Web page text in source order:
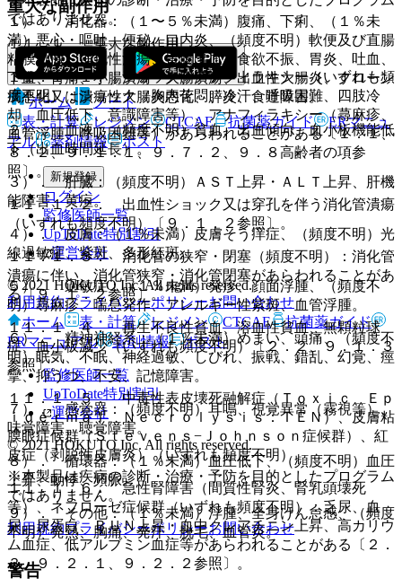
１）． 消化器：（１〜５％未満）腹痛、下痢、（１％未
満）悪心・嘔吐、便秘、口内炎、（頻度不明）軟便及び直腸
粘膜刺激、消化性潰瘍、胃腸出血、食欲不振、胃炎、吐血、
下血、胃痛、小腸潰瘍・大腸潰瘍、出血性大腸炎、クローン
病悪化又は潰瘍性大腸炎悪化、膵炎、食道障害。
２）． 血液：（頻度不明）貧血、出血傾向、血小板機能低
下（出血時間延長）。
３）． 肝臓：（頻度不明）ＡＳＴ上昇・ＡＬＴ上昇、肝機
能障害、黄疸。
４）． 皮膚：（１％未満）皮膚そう痒症、（頻度不明）光
線過敏症、紫斑、多形紅斑。
５）． 過敏症：（１％未満）発疹、顔面浮腫、（頻度不
明）蕁麻疹、喘息発作、アレルギー性紫斑、血管浮腫。
６）． 精神神経系：（１％未満）めまい、頭痛、（頻度不
明）眠気、不眠、神経過敏、しびれ、振戦、錯乱、幻覚、痙
攣、抑うつ、不安、記憶障害。
７）． 感覚器：（頻度不明）耳鳴、視覚異常（霧視等）、
味覚障害、聴覚障害。
８）． 循環器：（１％未満）血圧低下、（頻度不明）血圧
上昇、動悸、頻脈。
９）． その他：（１％未満）浮腫、全身けん怠感、（頻度
不明）発熱、胸痛、発汗、脱毛、血管炎。
警告
重大な副作用
１１．１． 重大な副作用
１１．１．１． ショック、アナフィラキシー（いずれも頻
度不明）：ショック（胸内苦悶、冷汗、呼吸困難、四肢冷
却、血圧低下、意識障害等）、アナフィラキシー（蕁麻疹、
血管浮腫、呼吸困難等）があらわれることがある〔１．１、
８．２、９．１．１、９．７．２、９．８高齢者の項参
照〕。
１１．１．２． 出血性ショック又は穿孔を伴う消化管潰瘍
（いずれも頻度不明）〔９．１．２参照〕。
１１．１．３． 消化管の狭窄・閉塞（頻度不明）：消化管
潰瘍に伴い、消化管狭窄・消化管閉塞があらわれることがあ
る〔９．１．２参照〕。
１１．１．４． 再生不良性貧血、溶血性貧血、無顆粒球
症、血小板減少（いずれも頻度不明）〔２．２、９．１．３
参照〕。
１１．１．５． 中毒性表皮壊死融解症（Ｔｏｘｉｃ Ｅｐ
ｉｄｅｒｍａｌ Ｎｅｃｒｏｌｙｓｉｓ：ＴＥＮ）、皮膚粘
膜眼症候群（Ｓｔｅｖｅｎｓ−Ｊｏｈｎｓｏｎ症候群）、紅
皮症（剥脱性皮膚炎）（いずれも頻度不明）。
１１．１．６． 急性腎障害（間質性腎炎、腎乳頭壊死
等）、ネフローゼ症候群（いずれも頻度不明）：乏尿、血
尿、尿蛋白、ＢＵＮ上昇・血中クレアチニン上昇、高カリウ
ム血症、低アルブミン血症等があらわれることがある〔２．
３、９．２．１、９．２．２参照〕。
ではありません。
ホーム
ノート
表・計算
レジメン CTCAE 抗菌薬ガイド
ERマニュ
アル
薬剤情報 ポスト
新規登録
ログイン
監修医師一覧
UpToDate特別割引
運営会社
© 2021 HOKUTO Inc. All rights reserved.
利用規約プライバシーポリシーお問い合わせ
ホーム
表・計算 レジメン CTCAE
抗菌薬ガイド
ERマニュアル
薬剤情報 ポスト
監修医師一覧
UpToDate特別割引
運営会社
© 2021 HOKUTO Inc. All rights reserved.
※本製品は疾病の診断・治療・予防を目的としたプログラム
ではありません。
利用規約プライバシーポリシーお問い合わせ